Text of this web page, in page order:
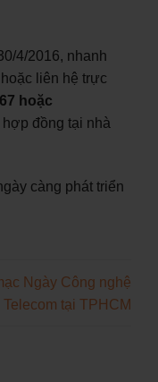
4/2016, nhanh
liên hệ trực
hoặc
đồng tại nhà
càng phát triển
Ngày Công nghệ
Telecom tại TPHCM